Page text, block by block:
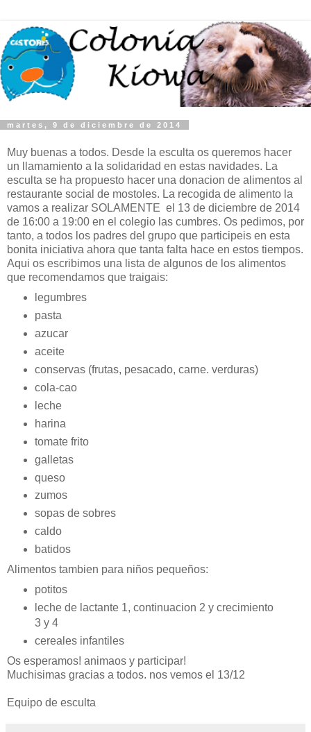
martes, 9 de diciembre de 2014
Muy buenas a todos. Desde la esculta os queremos hacer
un llamamiento a la solidaridad en estas navidades. La
esculta se ha propuesto hacer una donacion de alimentos al
restaurante social de mostoles. La recogida de alimento la
vamos a realizar SOLAMENTE el 13 de diciembre de 2014
de 16:00 a 19:00 en el colegio las cumbres. Os pedimos, por
tanto, a todos los padres del grupo que participeis en esta
bonita iniciativa ahora que tanta falta hace en estos tiempos.
Aqui os escribimos una lista de algunos de los alimentos
que recomendamos que traigais:
legumbres
pasta
azucar
aceite
conservas (frutas, pesacado, carne. verduras)
cola-cao
leche
harina
tomate frito
galletas
queso
zumos
sopas de sobres
caldo
batidos
Alimentos tambien para niños pequeños:
potitos
leche de lactante 1, continuacion 2 y crecimiento
3 y 4
cereales infantiles
Os esperamos! animaos y participar!
Muchisimas gracias a todos. nos vemos el 13/12
Equipo de esculta